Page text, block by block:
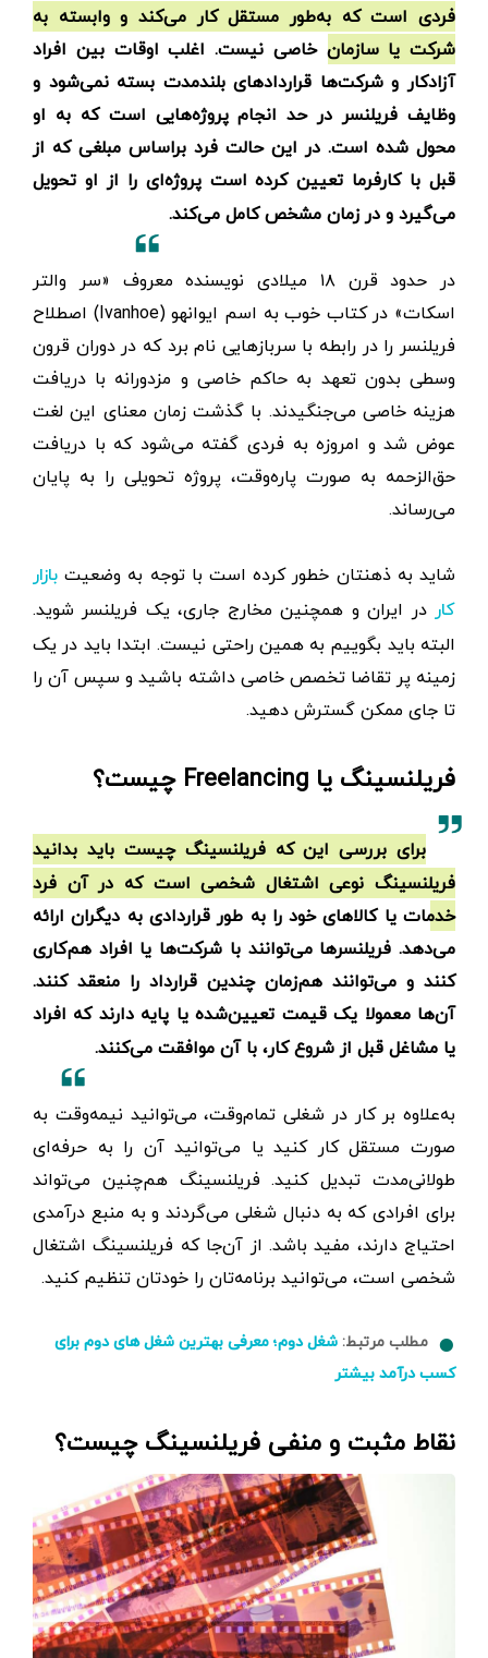
فردی است که به‌طور مستقل کار می‌کند و وابسته به
شرکت یا سازمان خاصی نیست. اغلب اوقات بین افراد
آزادکار و شرکت‌ها قراردادهای بلندمدت بسته نمی‌شود و
وظایف فریلنسر در حد انجام پروژه‌هایی است که به او
محول شده است. در این حالت فرد براساس مبلغی که از
قبل با کارفرما تعیین کرده است پروژه‌ای را از او تحویل
می‌گیرد و در زمان مشخص کامل می‌کند.
در حدود قرن ۱۸ میلادی نویسنده معروف «سر والتر
اسکات» در کتاب خوب به اسم ایوانهو (Ivanhoe) اصطلاح
فریلنسر را در رابطه با سربازهایی نام برد که در دوران قرون
وسطی بدون تعهد به حاکم خاصی و مزدورانه با دریافت
هزینه خاصی می‌جنگیدند. با گذشت زمان معنای این لغت
عوض شد و امروزه به فردی گفته می‌شود که با دریافت
حق‌الزحمه به صورت پاره‌وقت، پروژه تحویلی را به پایان
می‌رساند.
شاید به ذهنتان خطور کرده است با توجه به وضعیت بازار
کار در ایران و همچنین مخارج جاری، یک فریلنسر شوید.
البته باید بگوییم به همین راحتی نیست. ابتدا باید در یک
زمینه پر تقاضا تخصص خاصی داشته باشید و سپس آن را
تا جای ممکن گسترش دهید.
فریلنسینگ یا Freelancing چیست؟
برای بررسی این که فریلنسینگ چیست باید بدانید
فریلنسینگ نوعی اشتغال شخصی است که در آن فرد
خدمات یا کالاهای خود را به طور قراردادی به دیگران ارائه
می‌دهد. فریلنسرها می‌توانند با شرکت‌ها یا افراد هم‌کاری
کنند و می‌توانند هم‌زمان چندین قرارداد را منعقد کنند.
آن‌ها معمولا یک قیمت تعیین‌شده یا پایه دارند که افراد
یا مشاغل قبل از شروع کار، با آن موافقت می‌کنند.
به‌علاوه بر کار در شغلی تمام‌وقت، می‌توانید نیمه‌وقت به
صورت مستقل کار کنید یا می‌توانید آن را به حرفه‌ای
طولانی‌مدت تبدیل کنید. فریلنسینگ هم‌چنین می‌تواند
برای افرادی که به دنبال شغلی می‌گردند و به منبع درآمدی
احتیاج دارند، مفید باشد. از آن‌جا که فریلنسینگ اشتغال
شخصی است، می‌توانید برنامه‌تان را خودتان تنظیم کنید.
مطلب مرتبط: شغل دوم؛ معرفی بهترین شغل های دوم برای
کسب درآمد بیشتر
نقاط مثبت و منفی فریلنسینگ چیست؟